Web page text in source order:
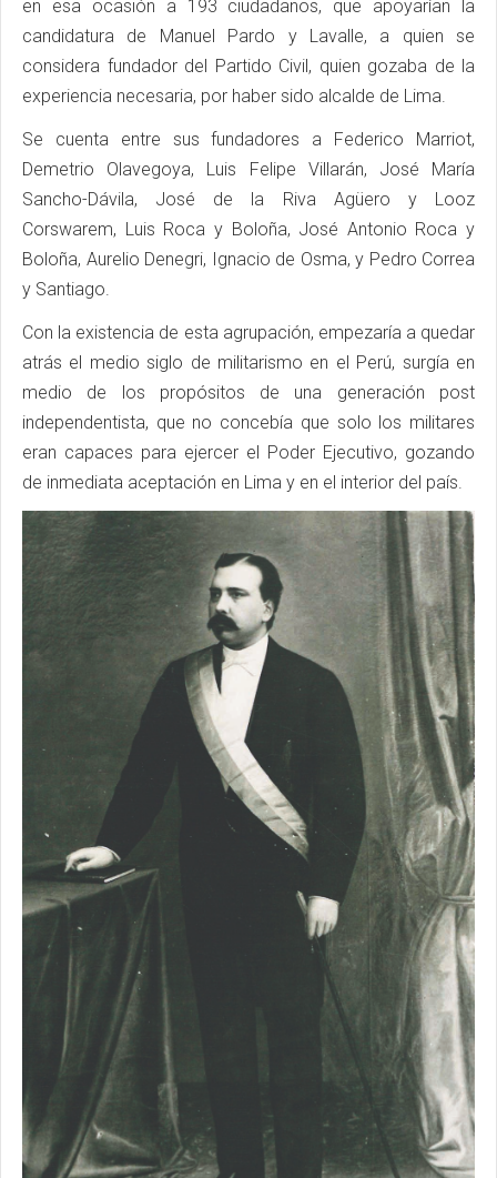
en esa ocasión a 193 ciudadanos, que apoyarían la
candidatura de Manuel Pardo y Lavalle, a quien se
considera fundador del Partido Civil, quien gozaba de la
experiencia necesaria, por haber sido alcalde de Lima.
Se cuenta entre sus fundadores a Federico Marriot,
Demetrio Olavegoya, Luis Felipe Villarán, José María
Sancho-Dávila, José de la Riva Agüero y Looz
Corswarem, Luis Roca y Boloña, José Antonio Roca y
Boloña, Aurelio Denegri, Ignacio de Osma, y Pedro Correa
y Santiago.
Con la existencia de esta agrupación, empezaría a quedar
atrás el medio siglo de militarismo en el Perú, surgía en
medio de los propósitos de una generación post
independentista, que no concebía que solo los militares
eran capaces para ejercer el Poder Ejecutivo, gozando
de inmediata aceptación en Lima y en el interior del país.